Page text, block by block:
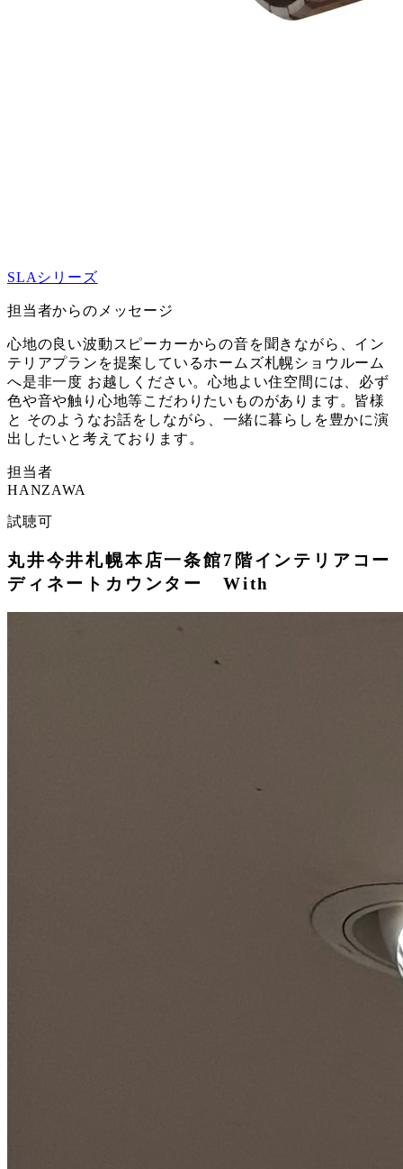
SLAシリーズ
担当者からのメッセージ
心地の良い波動スピーカーからの音を聞きながら、イン
テリアプランを提案しているホームズ札幌ショウルーム
へ是非一度 お越しください。心地よい住空間には、必ず
色や音や触り心地等こだわりたいものがあります。皆様
と そのようなお話をしながら、一緒に暮らしを豊かに演
出したいと考えております。
担当者
HANZAWA
試聴可
丸井今井札幌本店一条館7階インテリアコー
ディネートカウンター With